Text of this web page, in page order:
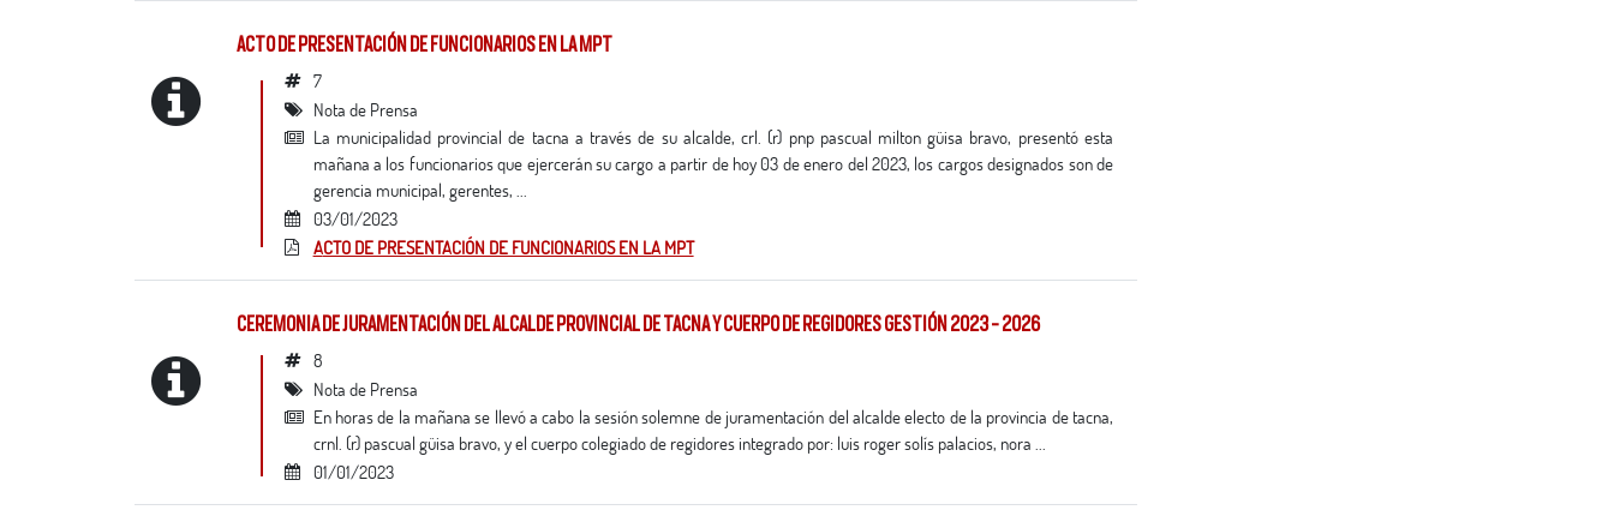
ACTO DE PRESENTACIÓN DE FUNCIONARIOS EN LA MPT
7
Nota de Prensa
la municipalidad provincial de tacna a través de su alcalde, crl. (r) pnp pascual milton güisa bravo, presentó esta
mañana a los funcionarios que ejercerán su cargo a partir de hoy 03 de enero del 2023, los cargos designados son de
gerencia municipal, gerentes, ...
03/01/2023
ACTO DE PRESENTACIÓN DE FUNCIONARIOS EN LA MPT
CEREMONIA DE JURAMENTACIÓN DEL ALCALDE PROVINCIAL DE TACNA Y CUERPO DE REGIDORES GESTIÓN 2023 - 2026
8
Nota de Prensa
en horas de la mañana se llevó a cabo la sesión solemne de juramentación del alcalde electo de la provincia de tacna,
crnl. (r) pascual güisa bravo, y el cuerpo colegiado de regidores integrado por: luis roger solís palacios, nora ...
01/01/2023